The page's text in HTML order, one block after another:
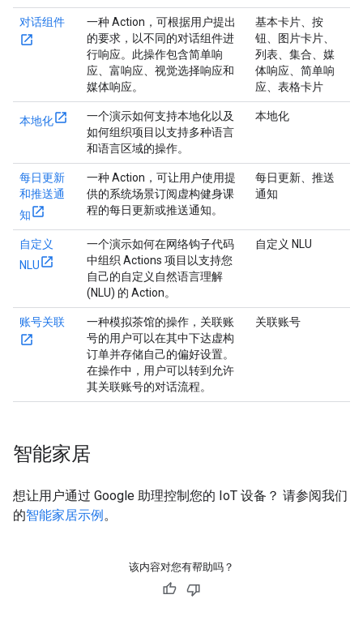
对话组件
一种 Action，可根据用户提出
的要求，以不同的对话组件进
行响应。此操作包含简单响
应、富响应、视觉选择响应和
媒体响应。
基本卡片、按
钮、图片卡片、
列表、集合、媒
体响应、简单响
应、表格卡片
本地化
一个演示如何支持本地化以及
如何组织项目以支持多种语言
和语言区域的操作。
本地化
每日更新
和推送通
知
一种 Action，可让用户使用提
供的系统场景订阅虚构健身课
程的每日更新或推送通知。
每日更新、推送
通知
自定义
NLU
一个演示如何在网络钩子代码
中组织 Actions 项目以支持您
自己的自定义自然语言理解
(NLU) 的 Action。
自定义 NLU
账号关联
一种模拟茶馆的操作，关联账
号的用户可以在其中下达虚构
订单并存储自己的偏好设置。
在操作中，用户可以转到允许
其关联账号的对话流程。
关联账号
智能家居
想让用户通过 Google 助理控制您的 IoT 设备？ 请参阅我们
的智能家居示例。
该内容对您有帮助吗？